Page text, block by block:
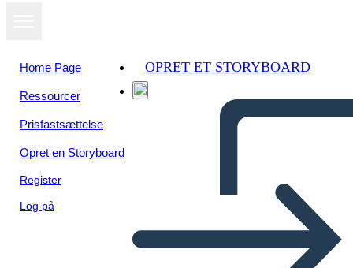
Home Page
Ressourcer
Prisfastsættelse
Opret en Storyboard
Register
Log på
OPRET ET STORYBOARD